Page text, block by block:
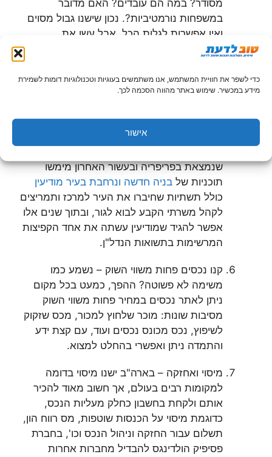
כדי לשפר את חוויית המשתמש, אנו משתמשים בעוגיות וטכנולוגיות דומות לשמירת
מידע במכשיר. שימוש באתר מהווה הסכמה לכך.
אישור
מסודר? במה הם עובדים? האם מדובר
במשפחות נורמטיביות?. נכון שישנו גבול מסוים
ואין אפשרות לגלות הכל, אבל עשו את
המקסימום האפשרי.
בדקו את היסטוריית עסקאות הנדל"ן של בתים
דומים לשלכם בשכונה – בסופו של דבר כדי
מגמות לאורך זמן ולהבין האם מדובר באזור
מתפתח שיש לו פוטנציאל לצמיחה או לא,
שנמצאת בפריפריה ובעשור האחרון מימשו
תוכניות של בניה חדשה ונרחבת בעיר מודיעין
כולל תשתיות שחיברו את העיר למרכז ותמריצים
לקהל משרתי הקבע לבוא לגור, ובתוך שנים אלו
אפשר להגיד שמודיעין עשתה את אחד הקפיצות
המרשימות בתשואות הנדל"ן.
קנו נכסים פחות משווי השוק – נשמע כמו
משימה לא פשוטה? ההפך, כמעט בכל מקום
ניתן לאתר נכסים במחיר פחות משווי השוק
מסיבות שונות: מוכר שלחוץ למכור, מכס שזקוק
לשיפוץ, נכס מכונס נכסים ועוד, עם קצת ידע
והתמדה ניתן ואפשרי בהחלט למצוא.
מיסוי ואחזקה – בארה"ב ישנו מיסוי בדומה
למקומות רבים בעולם, אך חשוב מאוד להכיר
אותם ולקחת בחשבון כחלק מעליות הנכס,
כדוגמת מיסוי על הכנסות שוטפות, מס רווח הון,
תשלום עבור החזקה וניהול הנכס וכו', בחברת
פסיפיק הולדינגס להבדיל מחברות אחרות